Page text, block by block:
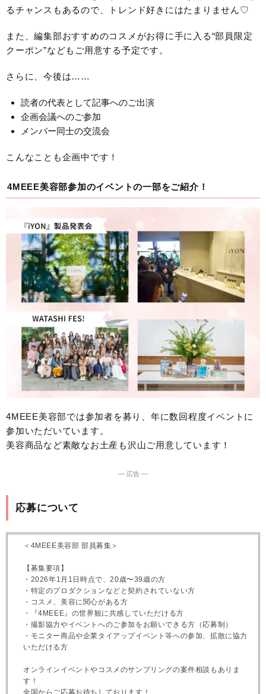
るチャンスもあるので、トレンド好きにはたまりません♡
また、編集部おすすめのコスメがお得に手に入る“部員限定
クーポン”などもご用意する予定です。
さらに、今後は……
読者の代表として記事へのご出演
企画会議へのご参加
メンバー同士の交流会
こんなことも企画中です！
4MEEE美容部参加のイベントの一部をご紹介！
4MEEE美容部では参加者を募り、年に数回程度イベントに
参加いただいています。
美容商品など素敵なお土産も沢山ご用意しています！
― 広告 ―
応募について
＜4MEEE美容部 部員募集＞
【募集要項】
・2026年1月1日時点で、20歳〜39歳の方
・特定のプロダクションなどと契約されていない方
・コスメ、美容に関心がある方
・『4MEEE』の世界観に共感していただける方
・撮影協力やイベントへのご参加をお願いできる方（応募制）
・モニター商品や企業タイアップイベント等への参加、拡散に協力
いただける方
オンラインイベントやコスメのサンプリングの案件相談もありま
す！